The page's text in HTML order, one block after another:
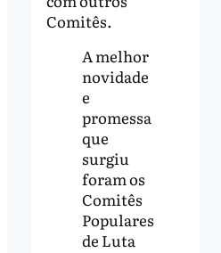
Comitês.
A melhor
novidade
e
promessa
que
surgiu
foram os
Comitês
Populares
de Luta